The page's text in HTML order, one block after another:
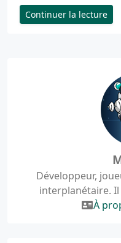
Continuer la lecture
Développeur,
interplanétaire.
À